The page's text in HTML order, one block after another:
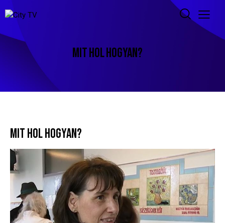
MIT HOL HOGYAN?
MIT HOL HOGYAN?